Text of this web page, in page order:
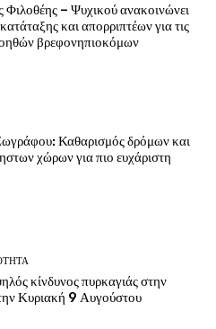
– Ψυχικού ανακοινώνει
και απορριπτέων για τις
βρεφονηπιοκόμων
Καθαρισμός δρόμων και
χώρων για πιο ευχάριστη
κίνδυνος πυρκαγιάς στην
Κυριακή 9 Αυγούστου